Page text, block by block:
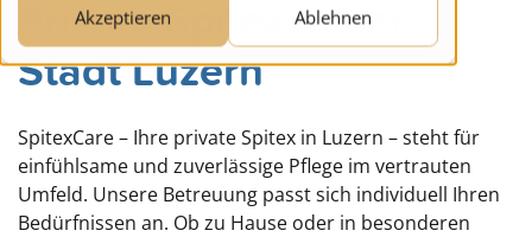
Akzeptieren Ablehnen
Private Spitex in der
Stadt Luzern
SpitexCare – Ihre private Spitex in Luzern – steht für
einfühlsame und zuverlässige Pflege im vertrauten
Umfeld. Unsere Betreuung passt sich individuell Ihren
Bedürfnissen an. Ob zu Hause oder in besonderen